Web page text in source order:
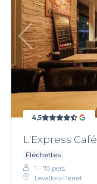
4,5
L'Express Café
Fléchettes
1 - 70 pers.
Levallois-Perret